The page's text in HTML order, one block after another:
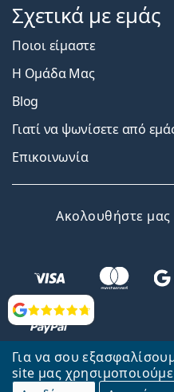
Για να σου
site μας
Αξιολογήσεις
Σχετικά με εμάς
Ποιοι είμαστε
Η Ομάδα Μας
Blog
Γιατί να ψωνίσετε από
Επικοινωνία
Ακολουθήστε μας